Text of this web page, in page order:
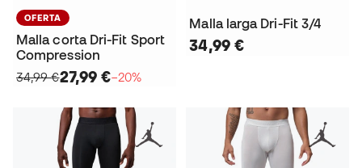
OFERTA
Malla corta Dri-Fit Sport
Compression
34,99 €27,99 €−20%
Malla larga Dri-Fit 3/4
34,99 €